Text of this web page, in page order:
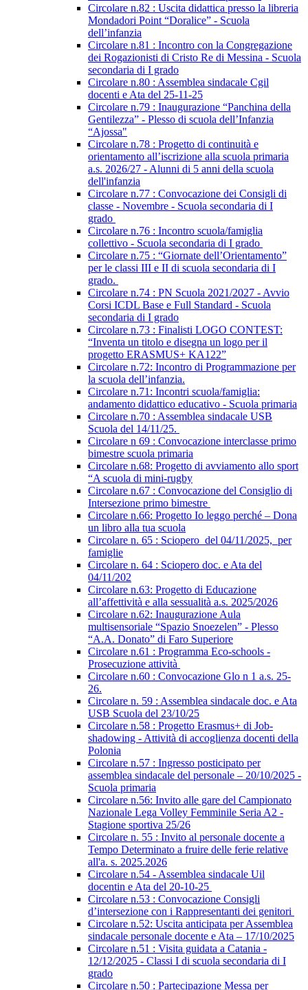
Circolare n.82 : Uscita didattica presso la libreria
Mondadori Point “Doralice” - Scuola
dell’infanzia
Circolare n.81 : Incontro con la Congregazione
dei Rogazionisti di Cristo Re di Messina - Scuola
secondaria di I grado
Circolare n.80 : Assemblea sindacale Cgil
docenti e Ata del 25-11-25
Circolare n.79 : Inaugurazione “Panchina della
Gentilezza” - Plesso di scuola dell’Infanzia
“Ajossa"
Circolare n.78 : Progetto di continuità e
orientamento all’iscrizione alla scuola primaria
a.s. 2026/27 - Alunni di 5 anni della scuola
dell'infanzia
Circolare n.77 : Convocazione dei Consigli di
classe - Novembre - Scuola secondaria di I
grado
Circolare n.76 : Incontro scuola/famiglia
collettivo - Scuola secondaria di I grado
Circolare n.75 : “Giornate dell’Orientamento”
per le classi III e II di scuola secondaria di I
grado.
Circolare n.74 : PN Scuola 2021/2027 - Avvio
Corsi ICDL Base e Full Standard - Scuola
secondaria di I grado
Circolare n.73 : Finalisti LOGO CONTEST:
“Inventa un titolo e disegna un logo per il
progetto ERASMUS+ KA122”
Circolare n.72: Incontro di Programmazione per
la scuola dell’infanzia.
Circolare n.71: Incontri scuola/famiglia:
andamento didattico educativo - Scuola primaria
Circolare n.70 : Assemblea sindacale USB
Scuola del 14/11/25.
Circolare n 69 : Convocazione interclasse primo
bimestre scuola primaria
Circolare n.68: Progetto di avviamento allo sport
“A scuola di mini-rugby
Circolare n.67 : Convocazione del Consiglio di
Intersezione primo bimestre
Circolare n.66: Progetto Io leggo perché – Dona
un libro alla tua scuola
Circolare n. 65 : Sciopero del 04/11/2025, per
famiglie
Circolare n. 64 : Sciopero doc. e Ata del
04/11/202
Circolare n.63: Progetto di Educazione
all’affettività e alla sessualità a.s. 2025/2026
Circolare n.62: Inaugurazione Aula
multisensoriale “Spazio Snoezelen” - Plesso
“A.A. Donato” di Faro Superiore
Circolare n.61 : Programma Eco-schools -
Prosecuzione attività
Circolare n.60 : Convocazione Glo n 1 a.s. 25-
26.
Circolare n. 59 : Assemblea sindacale doc. e Ata
USB Scuola del 23/10/25
Circolare n.58 : Progetto Erasmus+ di Job-
shadowing - Attività di accoglienza docenti della
Polonia
Circolare n.57 : Ingresso posticipato per
assemblea sindacale del personale – 20/10/2025 -
Scuola primaria
Circolare n.56: Invito alle gare del Campionato
Nazionale Lega Volley Femminile Seria A2 -
Stagione sportiva 25/26
Circolare n. 55 : Invito al personale docente a
Tempo Determinato a fruire delle ferie relative
all'a. s. 2025.2026
Circolare n.54 - Assemblea sindacale Uil
docentin e Ata del 20-10-25
Circolare n.53 : Convocazione Consigli
d’intersezione con i Rappresentanti dei genitori
Circolare n.52: Uscita anticipata per Assemblea
sindacale personale docente e Ata – 17/10/2025
Circolare n.51 : Visita guidata a Catania -
12/12/2025 - Classi I di scuola secondaria di I
grado
Circolare n.50 : Partecipazione Messa per